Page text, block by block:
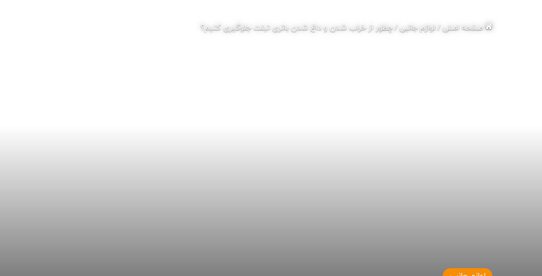
صفحه اصلی/لوازم جانبی/چطور از خراب شدن و داغ شدن باتری تبلت جلوگیری کنیم؟